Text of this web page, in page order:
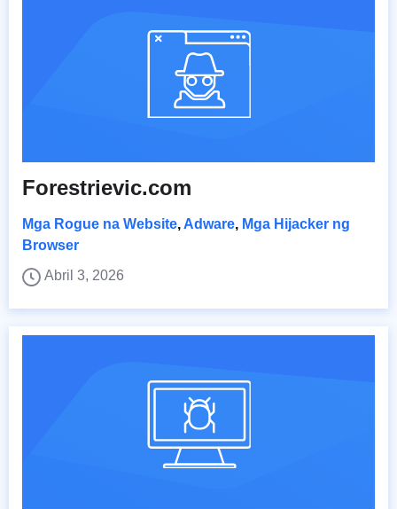
Forestrievic.com
Mga Rogue na Website, Adware, Mga Hijacker ng
Browser
Abril 3, 2026